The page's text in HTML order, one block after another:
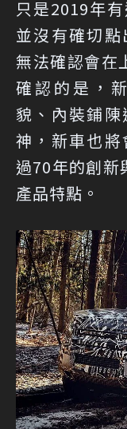
只是2019年
並沒有確切
無法確認會在
確認的是，
貌、內裝鋪
神，新車也
過70年的創新
產品特點。